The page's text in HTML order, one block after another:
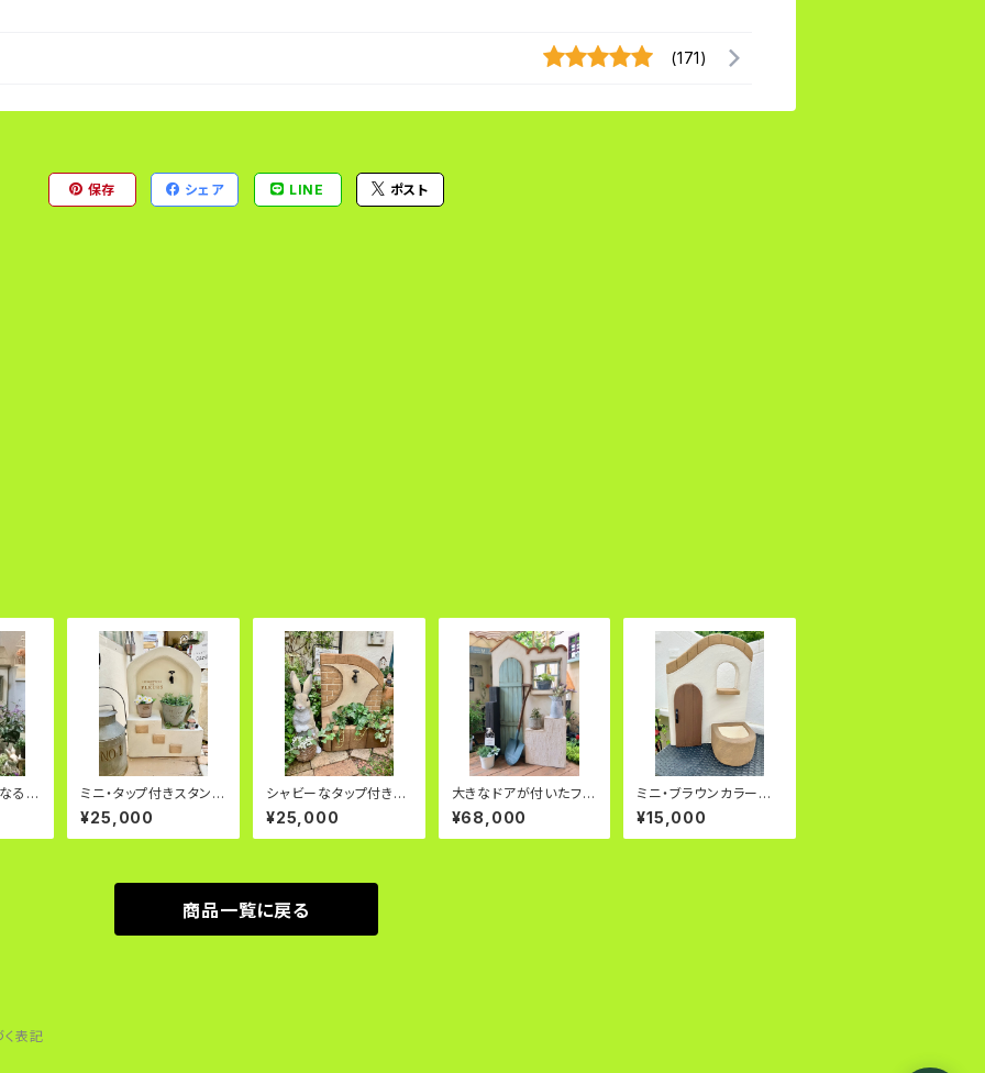
(171)
保存 シェア LINE ポスト
るお
ミニ・タップ付きスタンド
オブジェ
¥25,000
シャビーなタップ付きプ
ランター
¥25,000
大きなドアが付いたフレ
ンチ塀
¥68,000
ミニ・ブラウンカラーの
ドア付プランター
¥15,000
商品一覧に戻る
表記